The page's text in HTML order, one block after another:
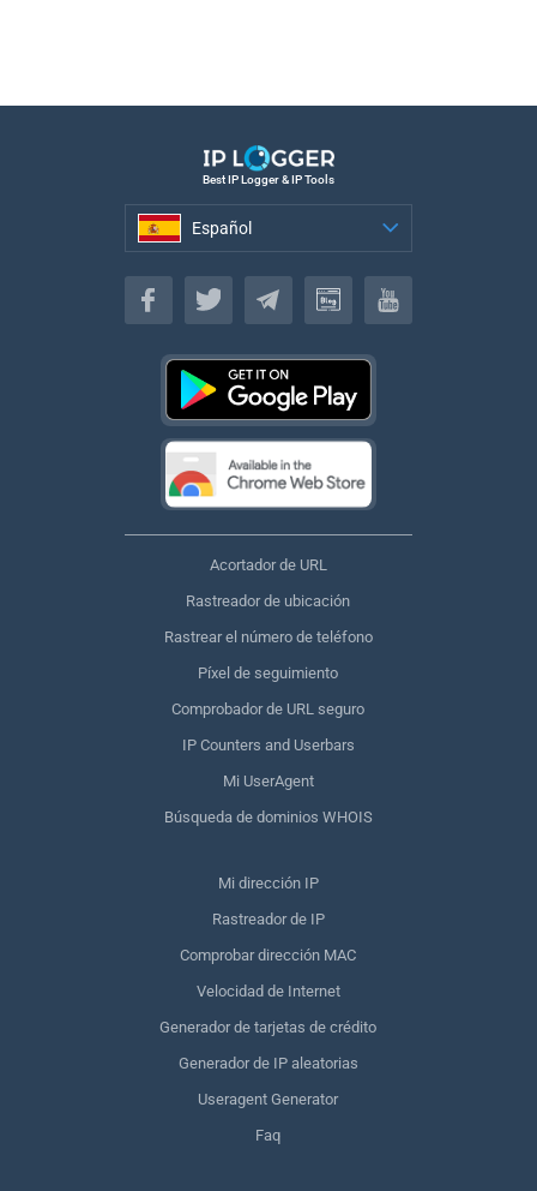
Best IP Logger & IP Tools
Español
Español
Acortador de URL
Rastreador de ubicación
Rastrear el número de teléfono
Píxel de seguimiento
Comprobador de URL seguro
IP Counters and Userbars
Mi UserAgent
Búsqueda de dominios WHOIS
Mi dirección IP
Rastreador de IP
Comprobar dirección MAC
Velocidad de Internet
Generador de tarjetas de crédito
Generador de IP aleatorias
Useragent Generator
Faq